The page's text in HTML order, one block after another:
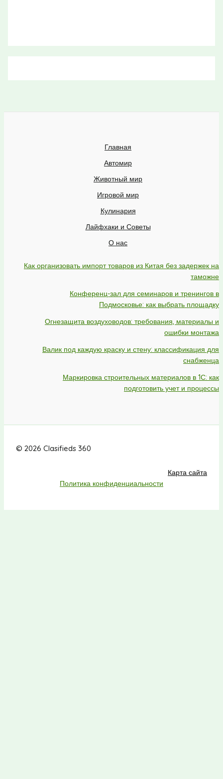
Главная
Автомир
Животный мир
Игровой мир
Кулинария
Лайфхаки и Советы
О нас
Как организовать импорт товаров из Китая без задержек на
таможне
Конференц-зал для семинаров и тренингов в
Подмосковье: как выбрать площадку
Огнезащита воздуховодов: требования, материалы и
ошибки монтажа
Валик под каждую краску и стену: классификация для
снабженца
Маркировка строительных материалов в 1С: как
подготовить учет и процессы
© 2026 Clasifieds 360
Карта сайта
Политика конфиденциальности